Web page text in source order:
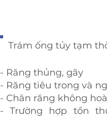
Trám ống tủy tạm
- Răng thủng, gãy
- Răng tiêu trong và
- Chân răng không
- Trường hợp tổn